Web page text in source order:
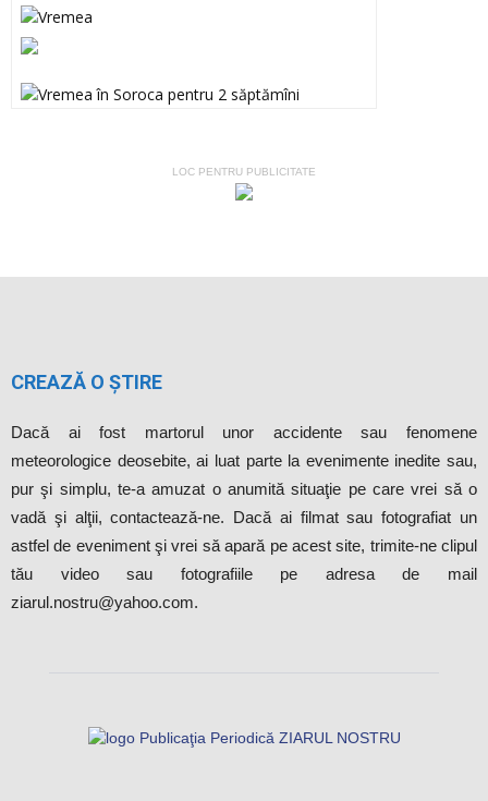
LOC PENTRU PUBLICITATE
CREAZĂ O ȘTIRE
Dacă ai fost martorul unor accidente sau fenomene
meteorologice deosebite, ai luat parte la evenimente inedite sau,
pur şi simplu, te-a amuzat o anumită situaţie pe care vrei să o
vadă şi alţii, contactează-ne. Dacă ai filmat sau fotografiat un
astfel de eveniment şi vrei să apară pe acest site, trimite-ne clipul
tău video sau fotografiile pe adresa de mail
ziarul.nostru@yahoo.com.